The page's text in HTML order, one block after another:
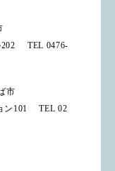
202
TEL 0476-
市
ン 101
TEL 02